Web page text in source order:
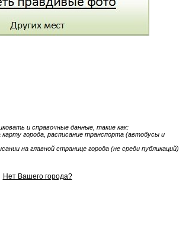
и справочные данные, такие как:
города, расписание транспорта (автобусы и
на главной странице города (не среди публикаций)
Нет Вашего города?